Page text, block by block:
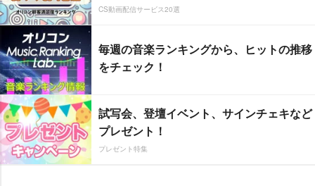
CS動画配信サービス20選
毎週の音楽ランキングから、ヒットの推移
をチェック！
試写会、登壇イベント、サインチェキなど
プレゼント！
プレゼント特集